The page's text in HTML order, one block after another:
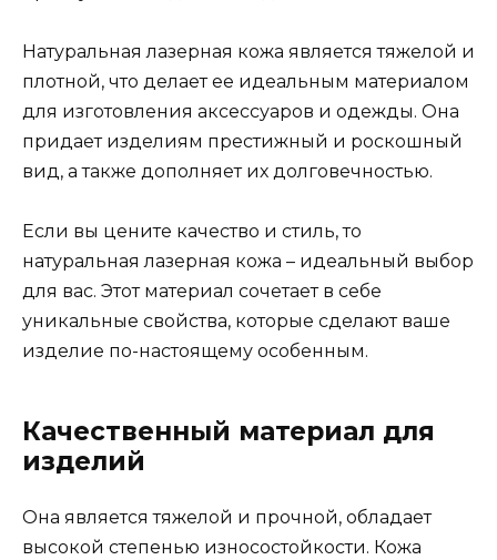
Натуральная лазерная кожа является тяжелой и
плотной, что делает ее идеальным материалом
для изготовления аксессуаров и одежды. Она
придает изделиям престижный и роскошный
вид, а также дополняет их долговечностью.
Если вы цените качество и стиль, то
натуральная лазерная кожа – идеальный выбор
для вас. Этот материал сочетает в себе
уникальные свойства, которые сделают ваше
изделие по-настоящему особенным.
Качественный материал для
изделий
Она является тяжелой и прочной, обладает
высокой степенью износостойкости. Кожа